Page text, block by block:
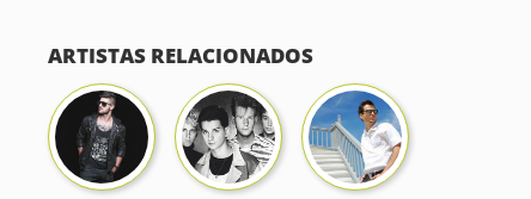
ARTISTAS RELACIONADOS